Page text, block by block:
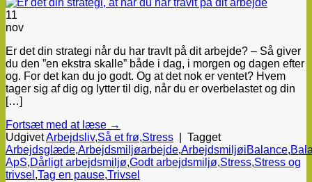
11
nov
Er det din strategi når du har travlt på dit arbejde? – Så giver
du den ”en ekstra skalle” både i dag, i morgen og dagen efter
og. For det kan du jo godt. Og at det nok er ventet? Hvem
tager sig af dig og lytter til dig, når du er overbelastet og din
[…]
Fortsæt med at læse →
UdgivetArbejdsliv,Så et frø,Stress
Tagget
Arbejdsglæde,Arbejdsmiljøarbejde,ArbejdsmiljøiBalance,
ApS,Dårligt arbejdsmiljø,Godt arbejdsmiljø,Stress,Stress og
trivsel ,Tag en pause,Trivsel